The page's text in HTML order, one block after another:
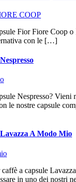
Fior Fiore Coop
con le […]
Nespresso? Vieni
le nostre capsule
A Modo Mio
a capsule
in uno dei nostri